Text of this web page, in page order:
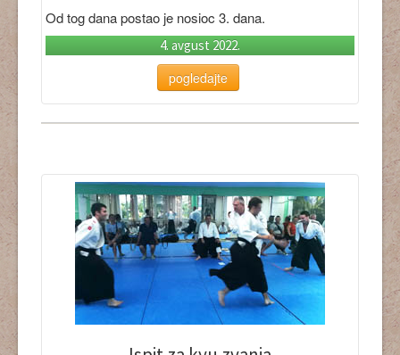
Od tog dana postao je nosioc 3. dana.
4. avgust 2022.
pogledajte